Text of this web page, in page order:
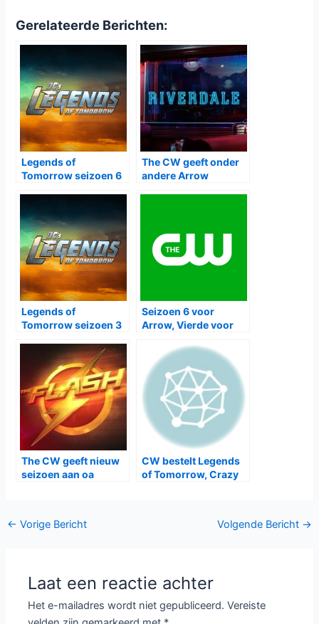
Gerelateerde Berichten:
Legends of
Tomorrow seizoen 6
The CW geeft onder
andere Arrow
Legends of
Tomorrow seizoen 3
Seizoen 6 voor
Arrow, Vierde voor
The Flash en meer
The CW geeft nieuw
seizoen aan oa
CW bestelt Legends
of Tomorrow, Crazy
Bericht
← Vorige Bericht Volgende Bericht →
Laat een reactie achter
Het e-mailadres wordt niet gepubliceerd. Vereiste